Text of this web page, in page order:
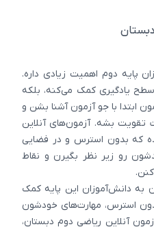
پایه دوم اهمیت زیادی داره.
سطح یادگیری کمک می‌کنه، بلکه
ابتدا با جو آزمون آشنا بشن و
تقویت بشه. آزمون‌های آنلاین
که بدون استرس و در فضایی
رو زیر نظر بگیرن و نقاط
به دانش‌آموزان این پایه کمک
استرس، مهارت‌های خودشون
آنلاین ریاضی دوم دبستان،